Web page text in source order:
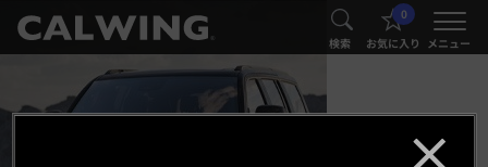
® 検索
0
お気に入り メニュー
®